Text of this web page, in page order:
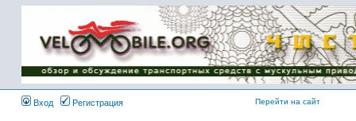
Вход Регистрация Перейти на сайт